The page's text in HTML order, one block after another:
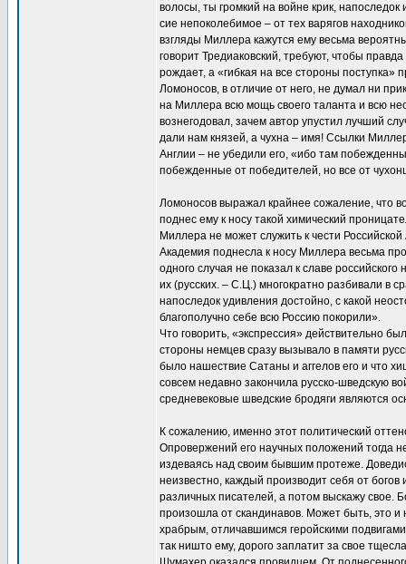
волосы, ты громкий на войне крик,
сие непоколебимое – от тех варягов
взгляды Миллера кажутся ему весьма
говорит Тредиаковский, требуют, чтобы
рождает, а «гибкая на все стороны поступка»
Ломоносов, в отличие от него, не думал ни
на Миллера всю мощь своего таланта и всю
вознегодовал, зачем автор упустил лучший
дали нам князей, а чухна – имя! Ссылки
Англии – не убедили его, «ибо там
побежденные от победителей, но все от
Ломоносов выражал крайнее сожаление, что
поднес ему к носу такой химический
Миллера не может служить к чести
Академия поднесла к носу Миллера весьма
одного случая не показал к славе
их (русских. – С.Ц.) многократно разбивали в
напоследок удивления достойно, с какой
благополучно себе всю Россию покорили».
Что говорить, «экспрессия» действительно
стороны немцев сразу вызывало в памяти
было нашествие Сатаны и аггелов его и что
совсем недавно закончила русско-шведскую
средневековые шведские бродяги являются
К сожалению, именно этот политический
Опровержений его научных положений тогда
издеваясь над своим бывшим протеже.
неизвестно, каждый производит себя от
различных писателей, а потом выскажу свое.
произошла от скандинавов. Может быть, это и
храбрым, отличавшимся геройскими
так ништо ему, дорого заплатит за свое